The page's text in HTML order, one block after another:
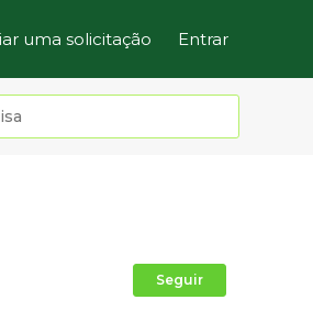
uma solicitação Entrar
Seguir